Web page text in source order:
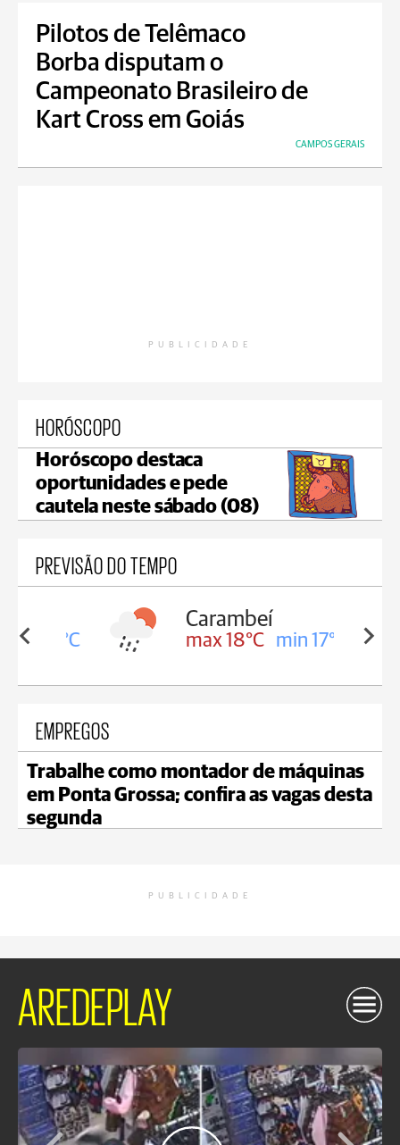
Pilotos de Telêmaco
Borba disputam o
Campeonato Brasileiro de
Kart Cross em Goiás
CAMPOS GERAIS
PUBLICIDADE
HORÓSCOPO
Horóscopo destaca
oportunidades e pede
cautela neste sábado (08)
PREVISÃO DO TEMPO
18°C
Carambeí
max 18°C min 17°C
EMPREGOS
Trabalhe como montador de máquinas
em Ponta Grossa; confira as vagas desta
segunda
PUBLICIDADE
AREDEPLAY